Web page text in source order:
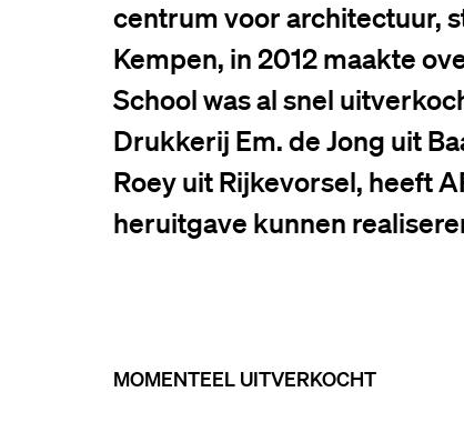
centrum voor architectuur,
Kempen, in 2012 maakte
School was al snel
Drukkerij Em. de Jong uit
Roey uit Rijkevorsel, heeft
heruitgave kunnen
MOMENTEEL UITVERKOCHT